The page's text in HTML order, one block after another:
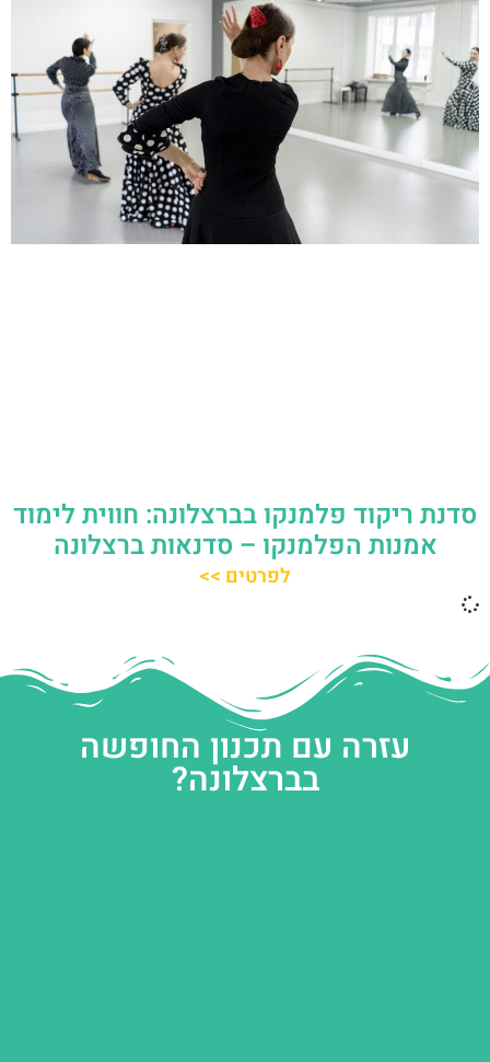
סדנת ריקוד פלמנקו בברצלונה: חווית לימוד
אמנות הפלמנקו – סדנאות ברצלונה
לפרטים >>
עזרה עם תכנון החופשה
בברצלונה?